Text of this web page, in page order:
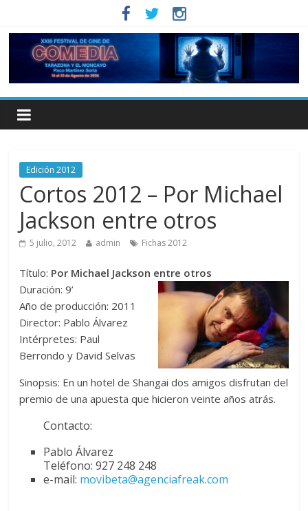
Edición 2012
Cortos 2012 – Por Michael
Jackson entre otros
5 julio, 2012 admin Fichas 2012
Título: Por Michael Jackson entre otros
Duración: 9’
Año de producción: 2011
Director: Pablo Álvarez
Intérpretes: Paul
Berrondo y David Selvas
Sinopsis: En un hotel de Shangai dos amigos disfrutan del
premio de una apuesta que hicieron veinte años atrás.
Contacto:
Pablo Álvarez
Teléfono: 927 248 248
e-mail: movibeta@agenciafreak.com